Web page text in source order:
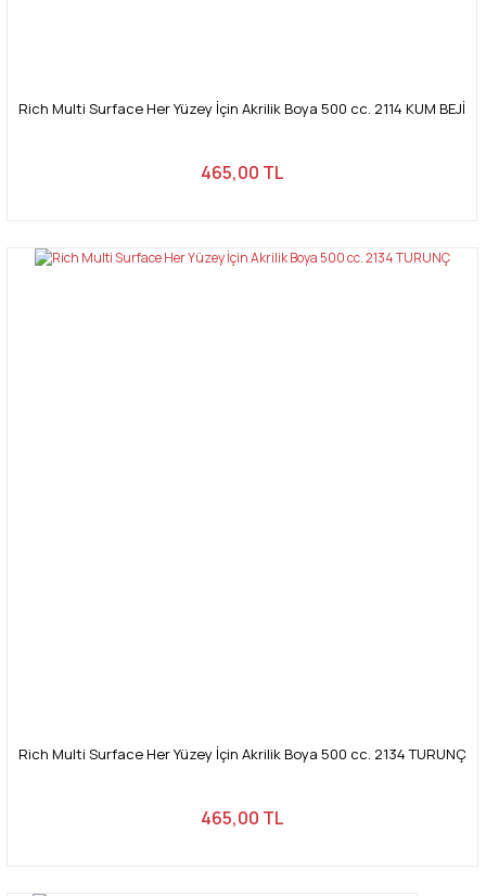
Rich Multi Surface Her Yüzey İçin Akrilik Boya 500 cc. 2114 KUM BEJİ
465,00 TL
Rich Multi Surface Her Yüzey İçin Akrilik Boya 500 cc. 2134 TURUNÇ
465,00 TL